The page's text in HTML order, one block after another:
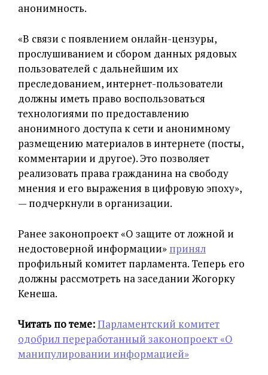
анонимность.
«В связи с появлением онлайн-цензуры,
прослушиванием и сбором данных рядовых
пользователей с дальнейшим их
преследованием, интернет-пользователи
должны иметь право воспользоваться
технологиями по предоставлению
анонимного доступа к сети и анонимному
размещению материалов в интернете (посты,
комментарии и другое). Это позволяет
реализовать права гражданина на свободу
мнения и его выражения в цифровую эпоху»,
— подчеркнули в организации.
Ранее законопроект «О защите от ложной и
недостоверной информации» принял
профильный комитет парламента. Теперь его
должны рассмотреть на заседании Жогорку
Кенеша.
Читать по теме:Парламентский комитет
одобрил переработанный законопроект «О
манипулировании информацией»